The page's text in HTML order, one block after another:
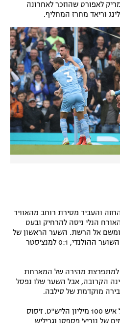
לאפורט שהוזכר לאחרונה
וריאד מחרז המחליף.
החזה והעביר מסירת רוחב מהאוויר
הנלי ניסה להרחיק ובעט
אל הרשת. השער הראשון של
האלופה העונה הוא עצמי של השוער ההולנדי, 0:1 למנצ'סטר
למתפרצת מהירה של המארחת
הקרובה, אבל השער שלו נפסל
דקה 22: גול! שער הבכורה של איש 100 מיליון הליש"ט. ז'סוס
של נוריץ' פספסו וגריליש